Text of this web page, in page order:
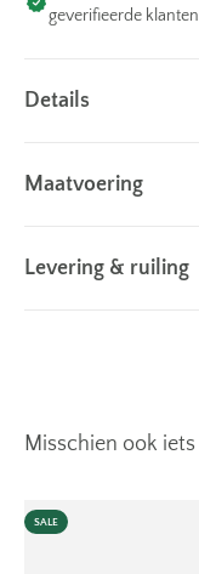
geverifieerde klanten
Details
Maatvoering
Levering & ruiling
SALE